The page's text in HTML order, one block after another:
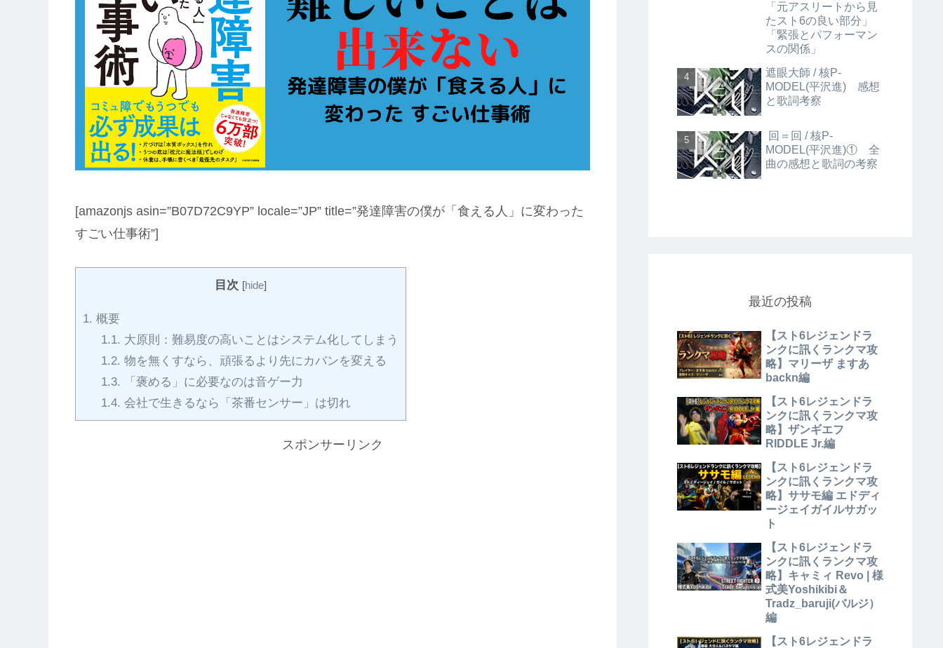
[amazonjs asin=”B07D72C9YP” locale=”JP” title=”発達障害の僕が「食える人」に変わった
すごい仕事術”]
目次 [hide]
1. 概要
1.1. 大原則：難易度の高いことはシステム化してしまう
1.2. 物を無くすなら、頑張るより先にカバンを変える
1.3. 「褒める」に必要なのは音ゲー力
1.4. 会社で生きるなら「茶番センサー」は切れ
スポンサーリンク
「元アスリートから見
たスト6の良い部分」
「緊張とパフォーマン
スの関係」
遮眼大師 / 核P-
MODEL(平沢進) 感想
と歌詞考察
回＝回 / 核P-
MODEL(平沢進)① 全
曲の感想と歌詞の考察
最近の投稿
【スト6レジェンドラ
ンクに訊くランクマ攻
略】マリーザ ますあ
backn編
【スト6レジェンドラ
ンクに訊くランクマ攻
略】ザンギエフ
RIDDLE Jr.編
【スト6レジェンドラ
ンクに訊くランクマ攻
略】ササモ編 エドディ
ージェイガイルサガッ
ト
【スト6レジェンドラ
ンクに訊くランクマ攻
略】キャミィ Revo | 様
式美Yoshikibi＆
Tradz_baruji(バルジ）
編
【スト6レジェンドラ